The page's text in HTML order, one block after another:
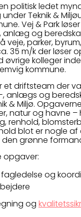
politisk ledet
Teknik &
Vej & Park
anlæg og
veje, parker,
35 m/k der løser
øvrige kolleger
kommune.
et driftsteam der
anlægs og
& Miljø.
natur og havne
renhold,
blot er nogle
grønne
opgaver:
og
og